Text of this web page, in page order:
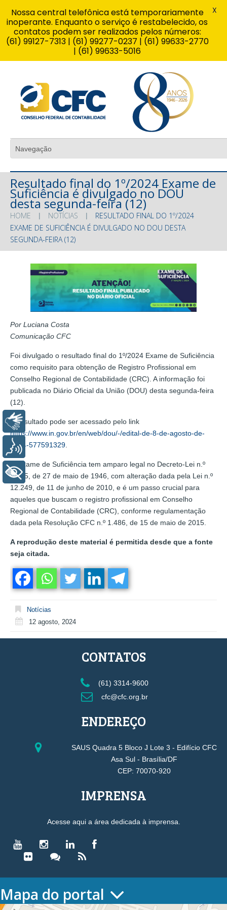
Resultado final do 1º/2024 Exame de
Suficiência é divulgado no DOU
desta segunda-feira (12)
HOME NOTÍCIAS
RESULTADO FINAL DO 1º/2024
EXAME DE SUFICIÊNCIA É DIVULGADO NO DOU DESTA
SEGUNDA-FEIRA (12)
Por Luciana Costa
Comunicação CFC
Foi divulgado o resultado final do 1º/2024 Exame de Suficiência
como requisito para obtenção de Registro Profissional em
Conselho Regional de Contabilidade (CRC). A informação foi
publicada no Diário Oficial da União (DOU) desta segunda-feira
(12).
O resultado pode ser acessado pelo link
https://www.in.gov.br/en/web/dou/-/edital-de-8-de-agosto-de-
2024-577591329
O Exame de Suficiência tem amparo legal no Decreto-Lei n.º
9.295, de 27 de maio de 1946, com alteração dada pela Lei n.º
12.249, de 11 de junho de 2010, e é um passo crucial para
aqueles que buscam o registro profissional em Conselho
Regional de Contabilidade (CRC), conforme regulamentação
dada pela Resolução CFC n.º 1.486, de 15 de maio de 2015.
A reprodução deste material é permitida desde que a fonte
seja citada.
Notícias
12 agosto, 2024
CONTATOS
(61) 3314-9600
cfc@cfc.org.br
ENDEREÇO
SAUS Quadra 5 Bloco J Lote 3 - Edifício CFC
Asa Sul - Brasília/DF
CEP: 70070-920
IMPRENSA
Acesse aqui a área dedicada à imprensa.
Mapa do portal
Nossa central telefônica está temporariamente
inoperante. Enquanto o serviço é restabelecido, os
contatos podem ser realizados pelos números:
(61) 99127-7313 | (61) 99277-0237 | (61) 99633-2770
| (61) 99633-5016
X
Libras
Voz
+ Acessibilidade